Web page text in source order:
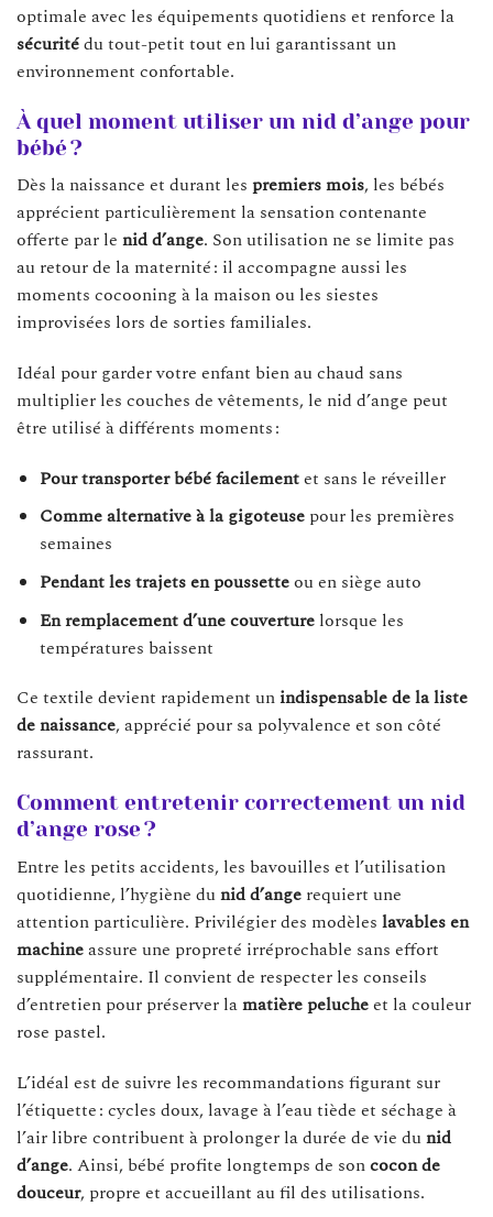
optimale avec les équipements quotidiens et renforce la
sécuritédu tout-petit tout en lui garantissant un
environnement confortable.
À quel moment utiliser un nid d’ange pour
bébé ?
Dès la naissance et durant les premiers mois, les bébés
apprécient particulièrement la sensation contenante
offerte par le nid d’ange. Son utilisation ne se limite pas
au retour de la maternité : il accompagne aussi les
moments cocooning à la maison ou les siestes
improvisées lors de sorties familiales.
Idéal pour garder votre enfant bien au chaud sans
multiplier les couches de vêtements, le nid d’ange peut
être utilisé à différents moments :
Pour transporter bébé facilementet sans le réveiller
Comme alternative à la gigoteusepour les premières
semaines
Pendant les trajets en poussetteou en siège auto
En remplacement d’une couverturelorsque les
températures baissent
Ce textile devient rapidement unindispensable de la liste
de naissance, apprécié pour sa polyvalence et son côté
rassurant.
Comment entretenir correctement un nid
d’ange rose ?
Entre les petits accidents, les bavouilles et l’utilisation
quotidienne, l’hygiène dunid d’ange requiert une
attention particulière. Privilégier des modèles lavables en
machineassure une propreté irréprochable sans effort
supplémentaire. Il convient de respecter les conseils
d’entretien pour préserver lamatière pelucheet la couleur
rose pastel.
L’idéal est de suivre les recommandations figurant sur
l’étiquette : cycles doux, lavage à l’eau tiède et séchage à
l’air libre contribuent à prolonger la durée de vie dunid
d’ange. Ainsi, bébé profite longtemps de soncocon de
douceur, propre et accueillant au fil des utilisations.